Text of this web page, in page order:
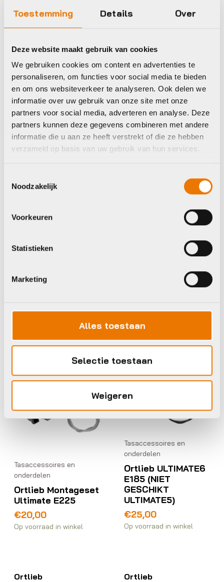
Toestemming Details Over
Deze website maakt gebruik van cookies
We gebruiken cookies om content en advertenties te
personaliseren, om functies voor social media te bieden
en om ons websiteverkeer te analyseren. Ook delen we
informatie over uw gebruik van onze site met onze
partners voor social media, adverteren en analyse. Deze
partners kunnen deze gegevens combineren met andere
informatie die u aan ze heeft verstrekt of die ze hebben
verzameld op basis van uw gebruik van hun services.
Noodzakelijk
Voorkeuren
Statistieken
Marketing
Alles toestaan
Selectie toestaan
Weigeren
Ortlieb Sport-
Roller Plus QL2.1
14.5 L kiwi/moss-
green
Tasaccessoires en
afspanningsriem
Ortlieb
Tasaccessoires en
onderdelen
Ortlieb Montageset
Ultimate E225
€20,00
Op voorraad in winkel
Ortlieb
Tasaccessoires en
onderdelen
Ortlieb ULTIMATE6
E185 (NIET
GESCHIKT
ULTIMATE5)
€25,00
Op voorraad in winkel
Ortlieb Ortlieb